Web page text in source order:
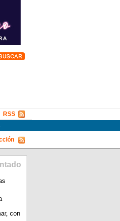
RSS
con